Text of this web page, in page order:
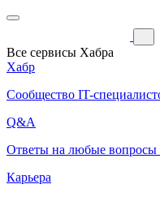
Все сервисы Хабра
Хабр
Сообщество IT-
Q&A
Ответы на любые вопросы
Карьера